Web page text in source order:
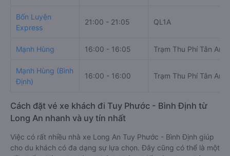
Bốn Luyện
Express
21:00 - 21:05 QL1A
Mạnh Hùng 16:00 - 16:05 Trạm Thu Phí Tân An
Mạnh Hùng (Bình
Định)
16:00 - 16:00 Trạm Thu Phí Tân An
Cách đặt vé xe khách đi Tuy Phước - Bình Định từ
Long An nhanh và uy tín nhất
Việc có rất nhiều nhà xe Long An Tuy Phước - Bình Định giúp
cho du khách có đa dạng sự lựa chọn. Đây cũng có thể là một